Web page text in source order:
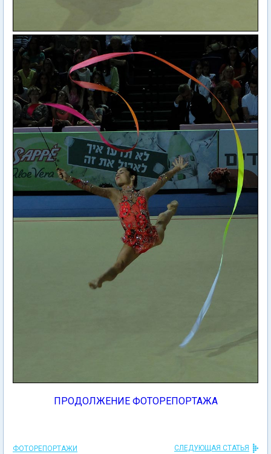
ПРОДОЛЖЕНИЕ ФОТОРЕПОРТАЖА
ФОТОРЕПОРТАЖИ СЛЕДУЮЩАЯ СТАТЬЯ